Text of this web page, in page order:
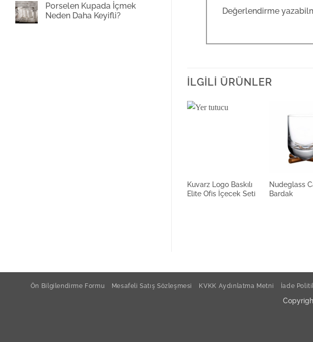
Cam,
Porselen
ve
Porselen Kupada İçmek
Neden Daha Keyifli?
Değerlendirme
İLGILI ÜRÜNLER
Kuvarz Logo Baskılı
Elite Ofis İçecek Seti
Nudeglass
Bardak
Ön Bilgilendirme Formu Mesafeli Satış Sözleşmesi KVKK Aydınlatma Metni İade